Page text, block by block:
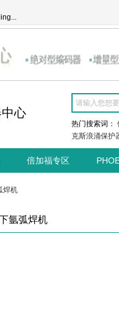
心
热门搜索词：
克斯浪涌保护
倍加福专区
焊机
氩弧焊机